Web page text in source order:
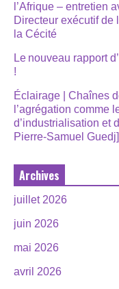
l’Afrique – entretien
Directeur exécutif de
la Cécité
Le nouveau rapport
!
Éclairage | Chaînes
l’agrégation comme
d’industrialisation et
Pierre-Samuel Guedj]
Archives
juillet 2026
juin 2026
mai 2026
avril 2026